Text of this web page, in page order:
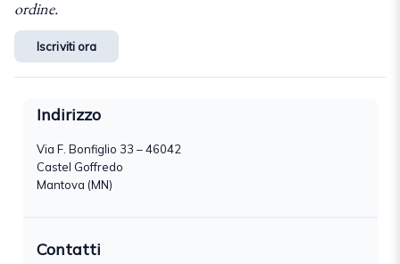
ordine.
Iscriviti ora
Indirizzo
Via F. Bonfiglio 33 – 46042
Castel Goffredo
Mantova (MN)
Contatti